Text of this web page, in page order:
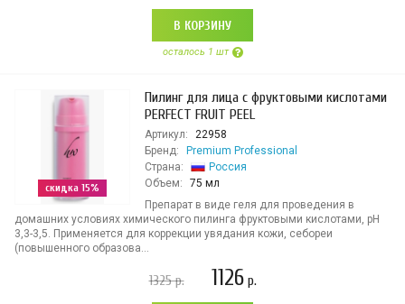
В КОРЗИНУ
осталось 1 шт
скидка 15%
Пилинг для лица с фруктовыми кислотами
PERFECT FRUIT PEEL
Артикул:
22958
Бренд:
Premium Professional
Страна:
Россия
Объем:
75 мл
Препарат в виде геля для проведения в
домашних условиях химического пилинга фруктовыми кислотами, pH
3,3-3,5. Применяется для коррекции увядания кожи, себореи
(повышенного образова...
1325р. 1126р.